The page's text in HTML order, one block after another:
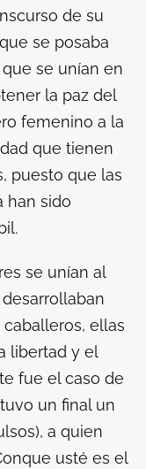
de su
se posaba
se unían en
la paz del
femenino a la
que tienen
puesto que las
han sido
se unían al
ellas
libertad y el
fue el caso de
un final un
a quien
usté es el